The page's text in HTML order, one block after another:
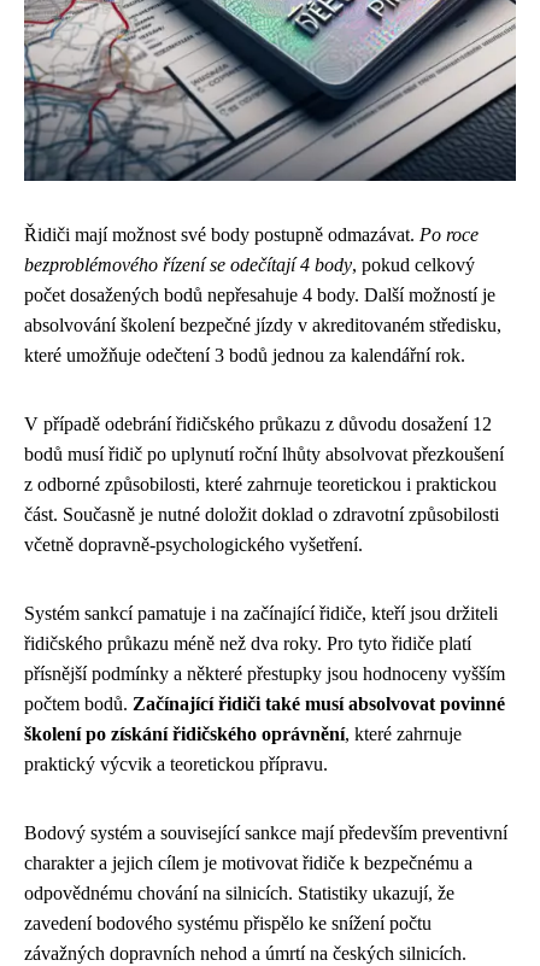
Řidiči mají možnost své body postupně odmazávat. Po roce
bezproblémového řízení se odečítají 4 body, pokud celkový
počet dosažených bodů nepřesahuje 4 body. Další možností je
absolvování školení bezpečné jízdy v akreditovaném středisku,
které umožňuje odečtení 3 bodů jednou za kalendářní rok.
V případě odebrání řidičského průkazu z důvodu dosažení 12
bodů musí řidič po uplynutí roční lhůty absolvovat přezkoušení
z odborné způsobilosti, které zahrnuje teoretickou i praktickou
část. Současně je nutné doložit doklad o zdravotní způsobilosti
včetně dopravně-psychologického vyšetření.
Systém sankcí pamatuje i na začínající řidiče, kteří jsou držiteli
řidičského průkazu méně než dva roky. Pro tyto řidiče platí
přísnější podmínky a některé přestupky jsou hodnoceny vyšším
počtem bodů. Začínající řidiči také musí absolvovat povinné
školení po získání řidičského oprávnění, které zahrnuje
praktický výcvik a teoretickou přípravu.
Bodový systém a související sankce mají především preventivní
charakter a jejich cílem je motivovat řidiče k bezpečnému a
odpovědnému chování na silnicích. Statistiky ukazují, že
zavedení bodového systému přispělo ke snížení počtu
závažných dopravních nehod a úmrtí na českých silnicích.